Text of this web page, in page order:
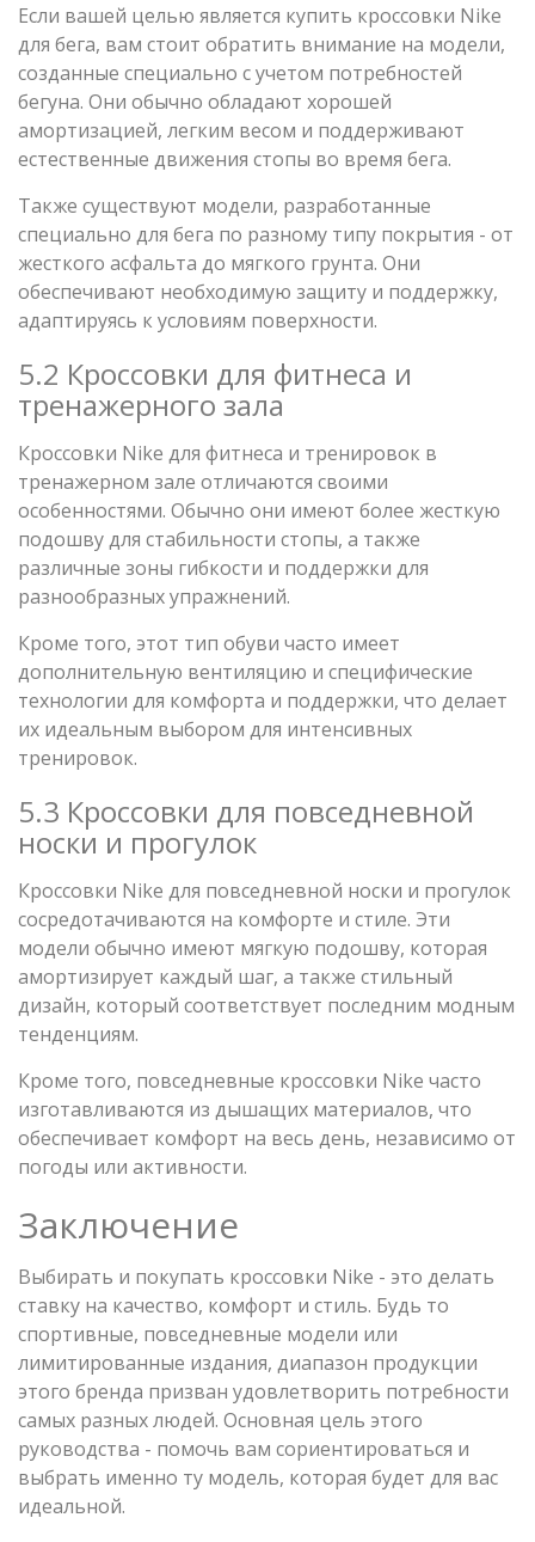
Если вашей целью является купить кроссовки Nike
для бега, вам стоит обратить внимание на модели,
созданные специально с учетом потребностей
бегуна. Они обычно обладают хорошей
амортизацией, легким весом и поддерживают
естественные движения стопы во время бега.
Также существуют модели, разработанные
специально для бега по разному типу покрытия - от
жесткого асфальта до мягкого грунта. Они
обеспечивают необходимую защиту и поддержку,
адаптируясь к условиям поверхности.
5.2 Кроссовки для фитнеса и
тренажерного зала
Кроссовки Nike для фитнеса и тренировок в
тренажерном зале отличаются своими
особенностями. Обычно они имеют более жесткую
подошву для стабильности стопы, а также
различные зоны гибкости и поддержки для
разнообразных упражнений.
Кроме того, этот тип обуви часто имеет
дополнительную вентиляцию и специфические
технологии для комфорта и поддержки, что делает
их идеальным выбором для интенсивных
тренировок.
5.3 Кроссовки для повседневной
носки и прогулок
Кроссовки Nike для повседневной носки и прогулок
сосредотачиваются на комфорте и стиле. Эти
модели обычно имеют мягкую подошву, которая
амортизирует каждый шаг, а также стильный
дизайн, который соответствует последним модным
тенденциям.
Кроме того, повседневные кроссовки Nike часто
изготавливаются из дышащих материалов, что
обеспечивает комфорт на весь день, независимо от
погоды или активности.
Заключение
Выбирать и покупать кроссовки Nike - это делать
ставку на качество, комфорт и стиль. Будь то
спортивные, повседневные модели или
лимитированные издания, диапазон продукции
этого бренда призван удовлетворить потребности
самых разных людей. Основная цель этого
руководства - помочь вам сориентироваться и
выбрать именно ту модель, которая будет для вас
идеальной.